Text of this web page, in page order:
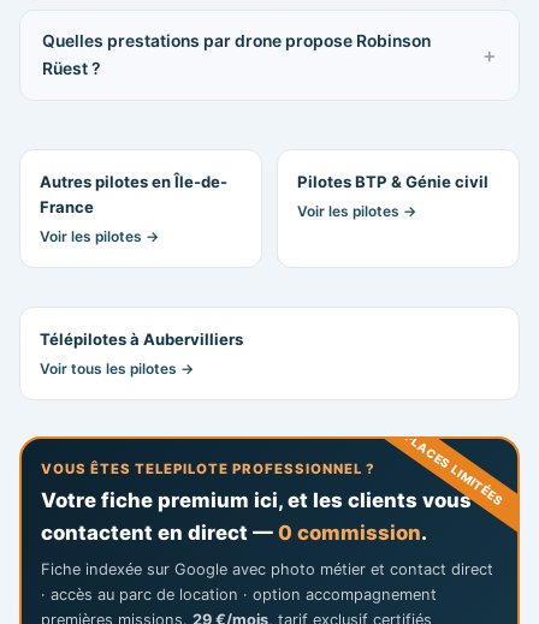
Quelles prestations par drone propose Robinson
Rüest ?
Autres pilotes en Île-de-
France
Voir les pilotes →
Pilotes BTP & Génie civil
Voir les pilotes →
Télépilotes à Aubervilliers
Voir tous les pilotes →
PLACES LIMITÉES
VOUS ÊTES TELEPILOTE PROFESSIONNEL ?
Votre fiche premium ici, et les clients vous
contactent en direct — 0 commission.
Fiche indexée sur Google avec photo métier et contact direct
· accès au parc de location · option accompagnement
premières missions. 29 €/mois, tarif exclusif certifiés